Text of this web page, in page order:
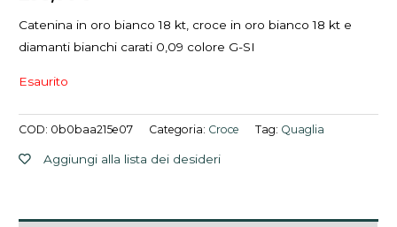
Catenina in oro bianco 18 kt, croce in oro bianco 18 kt e
diamanti bianchi carati 0,09 colore G-SI
Esaurito
COD: 0b0baa215e07 Categoria: Croce Tag: Quaglia
Aggiungi alla lista dei desideri